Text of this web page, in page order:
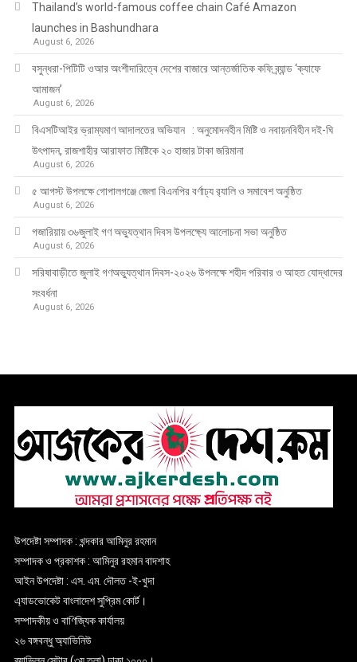
Thailand’s world-famous coffee chain Café Amazon
launches in Bashundhara
August 6, 2026
বসুন্ধরা-পিটিটি ওআর অংশীদারিত্বে দেশের বাজারে আন্তর্জাতিক কফি ব্র্যান্ড ‘ক্যাফে
আমাজন’
August 6, 2026
বিএসটিআইর ভ্রাম্যমাণ আদালতের অভিযান : অনুমোদনহীন মিষ্টি ও নবায়নবিহীন দই-ঘি
উৎপাদন, রাজশাহীর আরাফাত মিষ্টিকে ২০ হাজার টাকা জরিমানা
August 6, 2026
৫ আগস্ট উপলক্ষে গোপালগঞ্জে জেলা বিএনপির বর্ণাঢ্য র‍্যালি ও সমাবেশ অনুষ্ঠিত
August 6, 2026
গজারিয়ায় ৩৬জুলাই গণ অভ্যুত্থান দিবস উপলক্ষ্যে আলোচনা সভা অনুষ্ঠিত
August 6, 2026
সরিষাবাড়ীতে জুলাই গণঅভ্যুত্থান দিবস-২০২৬ উপলক্ষে শহীদ পরিবার ও আহত যোদ্ধাদের
সংবর্ধনা
August 6, 2026
উপদেষ্টা সম্পাদক : খন্দকার আমিনুর রহমান
সম্পাদক ও প্রকাশক : আমিনুর রহমান বাদশাহ
আইন উপদেষ্টা : এস. এম. দৌলত -ই-খুদা
এ্যাডভোকেট বাংলাদেশ সুপ্রিম কোর্ট।
সম্পাদকীয় ও বাণিজ্যিক কার্যালয়
২৬ বঙ্গবন্ধু অ্যাভিনিউ